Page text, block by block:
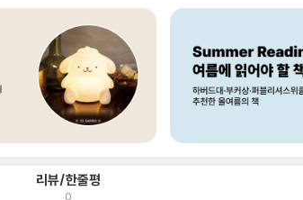
리뷰/한줄평
0